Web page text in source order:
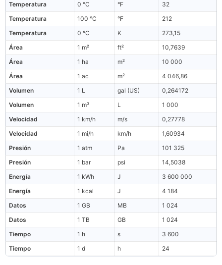
Temperatura
0 °C °F
32
Temperatura
100 °C °F
212
Temperatura
0 °C K
273,15
Área
1 m² ft²
10,7639
Área
1 ha m²
10 000
Área
1 ac m²
4 046,86
Volumen
1 L gal (US)
0,264172
Volumen
1 m³ L
1 000
Velocidad
1 km/h m/s
0,27778
Velocidad
1 mi/h km/h
1,60934
Presión
1 atm Pa
101 325
Presión
1 bar psi
14,5038
Energía
1 kWh J
3 600 000
Energía
1 kcal J
4 184
Datos
1 GB MB
1 024
Datos
1 TB GB
1 024
Tiempo
1 h s
3 600
Tiempo
1 d h 24